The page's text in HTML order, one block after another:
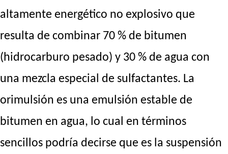
altamente energético no explosivo que
resulta de combinar 70 % de bitumen
(hidrocarburo pesado) y 30 % de agua con
una mezcla especial de sulfactantes. La
orimulsión es una emulsión estable de
bitumen en agua, lo cual en términos
sencillos podría decirse que es la suspensión